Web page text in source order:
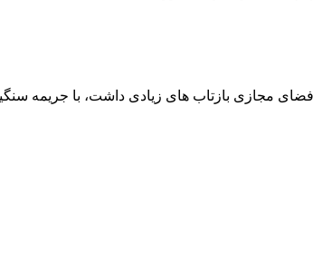
مجازی بازتاب های زیادی داشت، با جریمه